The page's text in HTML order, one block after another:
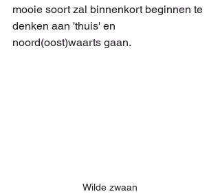
mooie soort zal binnenkort beginnen te
denken aan 'thuis' en
noord(oost)waarts gaan.
Wilde zwaan